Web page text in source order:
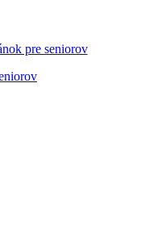
pre seniorov